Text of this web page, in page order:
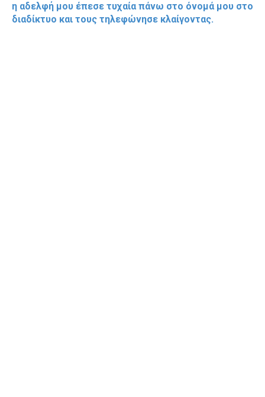
η αδελφή μου έπεσε τυχαία πάνω στο όνομά μου στο
διαδίκτυο και τους τηλεφώνησε κλαίγοντας.